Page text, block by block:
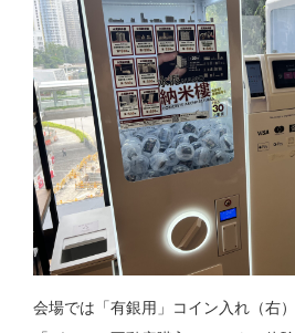
会場では「有銀用」コイン入れ（右